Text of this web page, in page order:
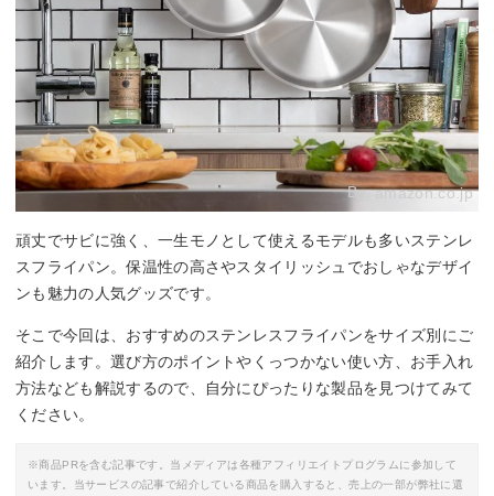
By:amazon.co.jp
頑丈でサビに強く、一生モノとして使えるモデルも多いステンレ
スフライパン。保温性の高さやスタイリッシュでおしゃなデザイ
ンも魅力の人気グッズです。
そこで今回は、おすすめのステンレスフライパンをサイズ別にご
紹介します。選び方のポイントやくっつかない使い方、お手入れ
方法なども解説するので、自分にぴったりな製品を見つけてみて
ください。
※商品PRを含む記事です。当メディアは各種アフィリエイトプログラムに参加して
います。当サービスの記事で紹介している商品を購入すると、売上の一部が弊社に還